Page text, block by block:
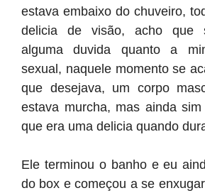
estava embaixo do chuveiro,
delicia de visão, acho que
alguma duvida quanto a
sexual, naquele momento se
que desejava, um corpo
estava murcha, mas ainda
que era uma delicia quando
Ele terminou o banho e eu
do box e começou a se